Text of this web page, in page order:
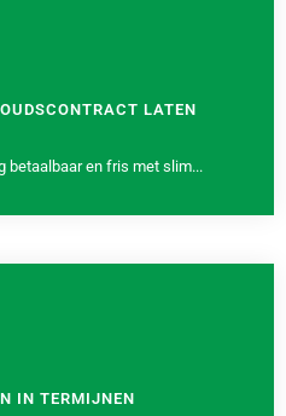
LATEN
betaalbaar en fris met slim...
IN TERMIJNEN